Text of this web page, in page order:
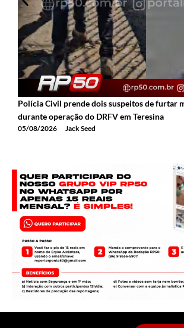
Polícia Civil prende dois suspeitos de furtar
durante operação do DRFV em Teresina
05/08/2026 Jack Seed